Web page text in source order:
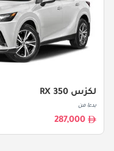
لكزس RX 350
بدءا من
287,000